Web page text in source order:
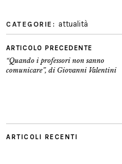
CATEGORIE: attualità
ARTICOLO PRECEDENTE
“Quando i professori non sanno
comunicare”, di Giovanni Valentini
ARTICOLI RECENTI